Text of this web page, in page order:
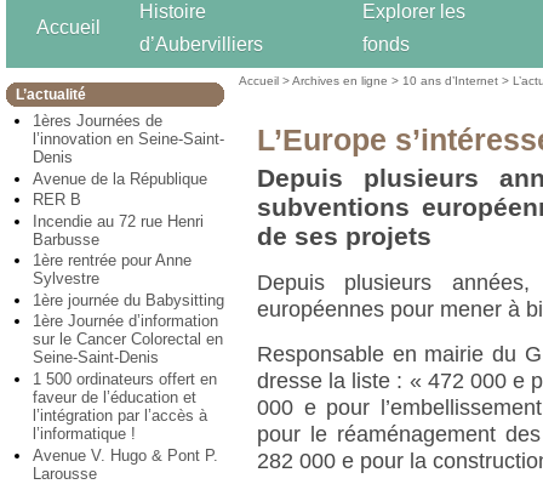
Accueil
Histoire
d’Aubervilliers
Explorer les
fonds
L’actualité
1ères Journées de
l’innovation en Seine-Saint-
Denis
Avenue de la République
RER B
Incendie au 72 rue Henri
Barbusse
1ère rentrée pour Anne
Sylvestre
1ère journée du Babysitting
1ère Journée d’information
sur le Cancer Colorectal en
Seine-Saint-Denis
1 500 ordinateurs offert en
faveur de l’éducation et
l’intégration par l’accès à
l’informatique !
Avenue V. Hugo & Pont P.
Larousse
Accueil >Archives en ligne > 10 ans d’Internet >
L’Europe
Depuis plusieurs
subventions
de ses projets
Depuis plusieurs
européennes pour mener à
Responsable en mairie du
dresse la liste : « 472 000 e
000 e pour
pour le réaménagement
282 000 e pour la